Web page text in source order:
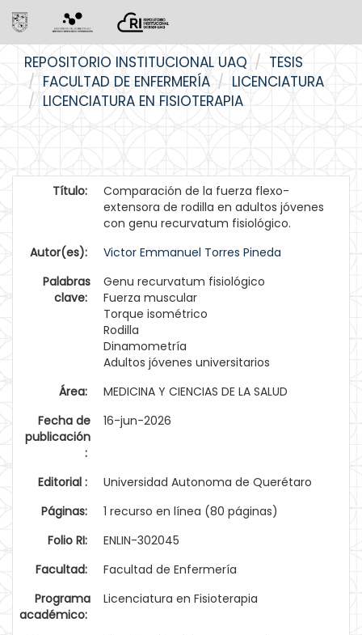
navigation
REPOSITORIO INSTITUCIONAL UAQ
TESIS
FACULTAD DE ENFERMERÍA
LICENCIATURA
LICENCIATURA EN FISIOTERAPIA
Título:
Comparación de la fuerza flexo-
extensora de rodilla en adultos jóvenes
con genu recurvatum fisiológico.
Autor(es):
Victor Emmanuel Torres Pineda
Palabras
clave:
Genu recurvatum fisiológico
Fuerza muscular
Torque isométrico
Rodilla
Dinamometría
Adultos jóvenes universitarios
Área:
MEDICINA Y CIENCIAS DE LA SALUD
Fecha de
publicación
:
16-jun-2026
Editorial :
Universidad Autonoma de Querétaro
Páginas:
1 recurso en línea (80 páginas)
Folio RI:
ENLIN-302045
Facultad:
Facultad de Enfermería
Programa
académico:
Licenciatura en Fisioterapia